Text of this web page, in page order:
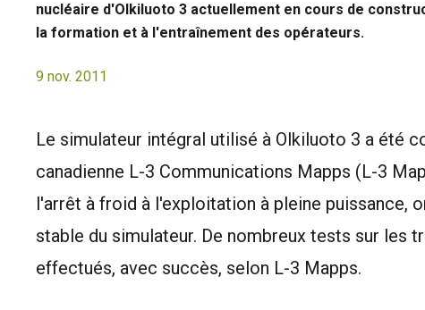
nucléaire d'Olkiluoto 3 actuellement en cours de
la formation et à l'entraînement des opérateurs.
9 nov. 2011
Le simulateur intégral utilisé à Olkiluoto 3 a été
canadienne L-3 Communications Mapps (L-3
l'arrêt à froid à l'exploitation à pleine puissance,
stable du simulateur. De nombreux tests sur les
effectués, avec succès, selon L-3 Mapps.